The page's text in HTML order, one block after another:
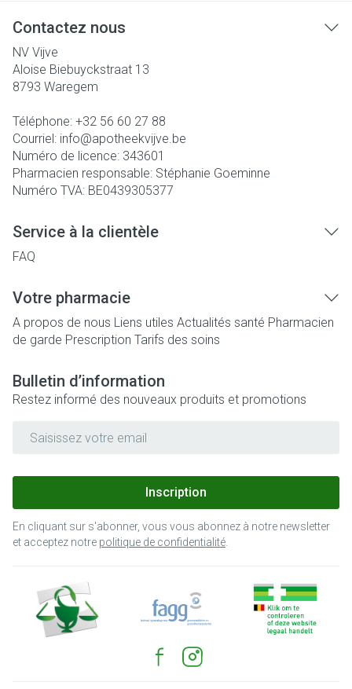
Contactez nous
NV Vijve
Aloise Biebuyckstraat 13
8793 Waregem
Téléphone: +32 56 60 27 88
Courriel: info@apotheekvijve.be
Numéro de licence: 343601
Pharmacien responsable: Stéphanie Goeminne
Numéro TVA: BE0439305377
Service à la clientèle
FAQ
Votre pharmacie
A propos de nous Liens utiles Actualités santé Pharmacien
de garde Prescription Tarifs des soins
Bulletin d’information
Restez informé des nouveaux produits et promotions
Inscription
En cliquant sur s'abonner, vous vous abonnez à notre newsletter
et acceptez notre politique de confidentialité